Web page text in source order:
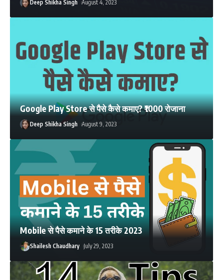
Deep Shikha Singh August 4, 2023
Google Play Store से पैसे कैसे कमाए? ₹1000 रोजाना
Deep Shikha Singh August 9, 2023
Mobile से पैसे कमाने के 15 तरीके 2023
Shailesh Chaudhary July 29, 2023